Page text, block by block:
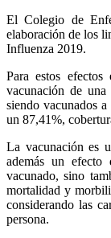
El Colegio de
elaboración de los
Influenza 2019.
Para estos
vacunación de
siendo vacunados
un 87,41%,
La vacunación es
además un
vacunado, sino
mortalidad y
considerando las
persona.